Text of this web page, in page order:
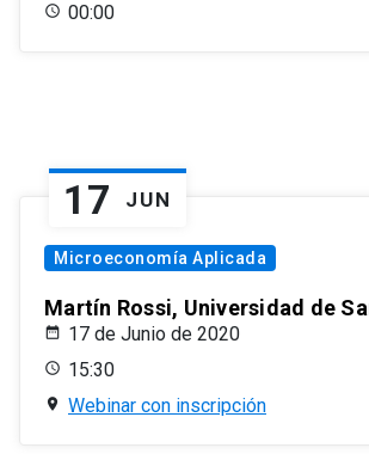
00:00
17 JUN
Microeconomía Aplicada
Martín Rossi, Universidad de
17 de Junio de 2020
15:30
Webinar con inscripción